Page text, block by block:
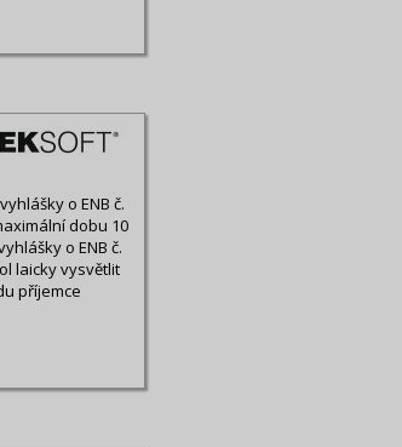
o ENB č.
dobu 10
o ENB č.
laicky vysvětlit
příjemce